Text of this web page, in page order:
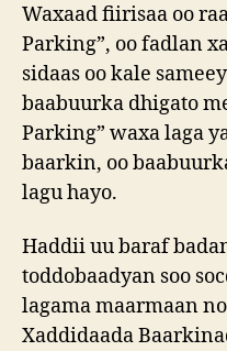
Waxaad fiirisaa oo
Parking”, oo fadlan
sidaas oo kale
baabuurka dhigato
Parking” waxa laga
baarkin, oo
lagu hayo.
Haddii uu baraf
toddobaadyan soo
lagama maarmaan
Xaddidaada